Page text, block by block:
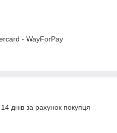
- WayForPay
днів за рахунок покупця